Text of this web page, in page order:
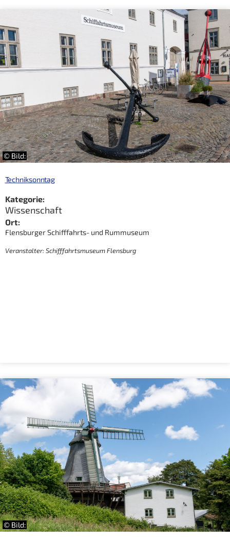
© Bild:
Techniksonntag
Kategorie:
Wissenschaft
Ort:
Flensburger Schifffahrts- und Rummuseum
Veranstalter: Schifffahrtsmuseum Flensburg
© Bild: